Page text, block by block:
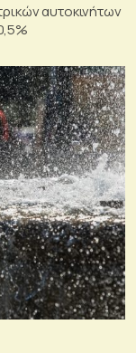
αυτοκινήτων